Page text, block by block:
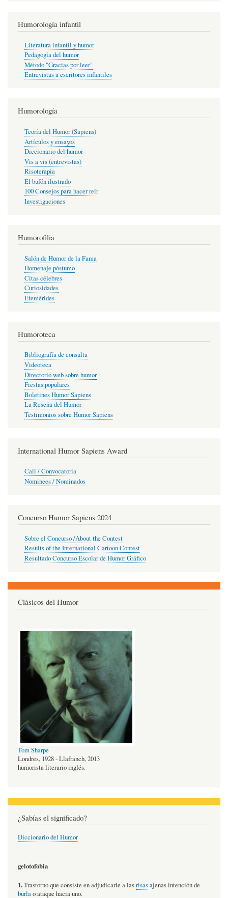
Humorología infantil
Literatura infantil y humor
Pedagogía del humor
Método "Gracias por leer"
Entrevistas a escritores infantiles
Humorología
Teoría del Humor (Sapiens)
Artículos y ensayos
Diccionario del humor
Vis a vis (entrevistas)
Risoterapia
El bufón ilustrado
100 Consejos para hacer reír
Investigaciones
Humorofilia
Salón de Humor de la Fama
Homenaje póstumo
Citas célebres
Curiosidades
Efemérides
Humoroteca
Bibliografía de consulta
Videoteca
Directorio web sobre humor
Fiestas populares
Boletines Humor Sapiens
La Reseña del Humor
Testimonios sobre Humor Sapiens
International Humor Sapiens Award
Call / Convocatoria
Nominees / Nominados
Concurso Humor Sapiens 2024
Sobre el Concurso /About the Contest
Results of the International Cartoon Contest
Resultado Concurso Escolar de Humor Gráfico
Clásicos del Humor
Tom Sharpe
Londres, 1928 - Llafranch, 2013
humorista literario inglés.
¿Sabías el significado?
Diccionario del Humor
gelotofobia
1.Trastorno que consiste en adjudicarle a lasrisasajenas intención de
burlao ataque hacia uno.